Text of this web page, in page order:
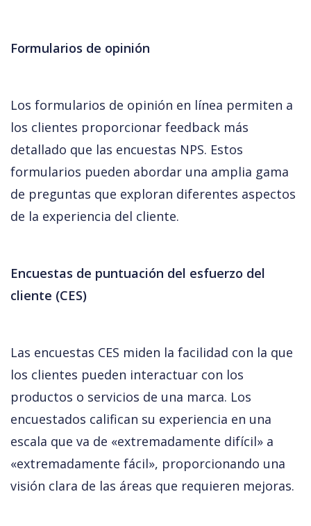
Formularios de opinión
Los formularios de opinión en línea permiten a
los clientes proporcionar feedback más
detallado que las encuestas NPS. Estos
formularios pueden abordar una amplia gama
de preguntas que exploran diferentes aspectos
de la experiencia del cliente.
Encuestas de puntuación del esfuerzo del
cliente (CES)
Las encuestas CES miden la facilidad con la que
los clientes pueden interactuar con los
productos o servicios de una marca. Los
encuestados califican su experiencia en una
escala que va de «extremadamente difícil» a
«extremadamente fácil», proporcionando una
visión clara de las áreas que requieren mejoras.